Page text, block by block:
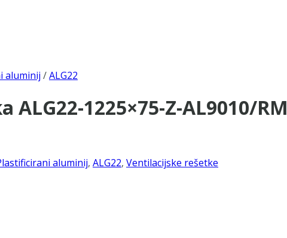
aluminij /ALG22
1225×75-Z-AL9010/RM
aluminij, ALG22, Ventilacijske rešetke